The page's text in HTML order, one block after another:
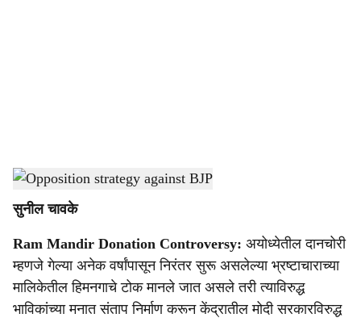
a
r
e
Ram Mandir trust donation issue-Agrowon
सुनील चावके
Ram Mandir Donation Controversy: अयोध्येतील दानचोरी
म्हणजे गेल्या अनेक वर्षांपासून निरंतर सुरू असलेल्या भ्रष्टाचाराच्या
मालिकेतील हिमनगाचे टोक मानले जात असले तरी त्याविरुद्ध
भाविकांच्या मनात संताप निर्माण करून केंद्रातील मोदी सरकारविरुद्ध